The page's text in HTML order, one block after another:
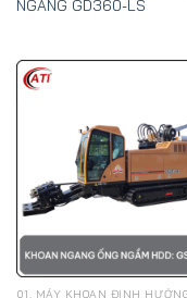
NGANG GD360-LS